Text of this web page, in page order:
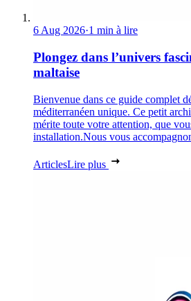
6 Aug 2026·1 min à lire
Plongez dans l’univers
maltaise
Bienvenue dans ce guide complet
méditerranéen unique. Ce petit
mérite toute votre attention, que
installation.Nous vous
ArticlesLire plus